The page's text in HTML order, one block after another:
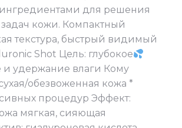
для решения
кожи. Компактный
текстура, быстрый видимый
Shot Цель: глубокое
и удержание влаги Кому
обезвоженная кожа *
процедур Эффект:
мягкая, сияющая